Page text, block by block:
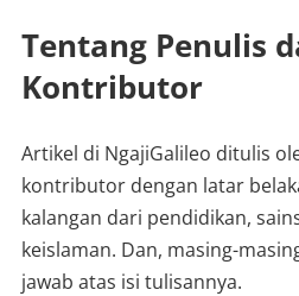
Tentang Penulis
Kontributor
Artikel di NgajiGalileo ditulis
kontributor dengan latar
kalangan dari pendidikan,
keislaman. Dan, masing-
jawab atas isi tulisannya.